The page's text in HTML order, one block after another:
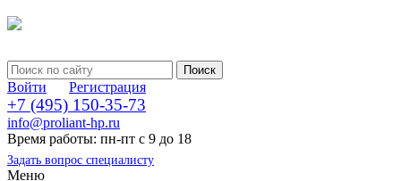
Войти Регистрация
+7 (495) 150-35-73
info@proliant-hp.ru
Время работы: пн-пт с 9 до 18
Задать вопрос специалисту
Меню